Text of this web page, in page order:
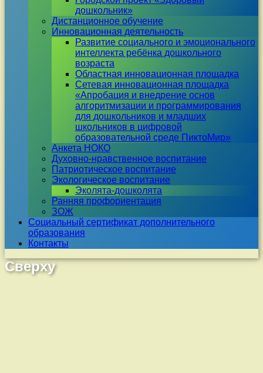
дошкольник»
Дистанционное обучение
Инновационная деятельность
Развитие социального и эмоционального
интеллекта ребёнка дошкольного
возраста
Областная инновационная площадка
Сетевая инновационная площадка
«Апробация и внедрение основ
алгоритмизации и программирования
для дошкольников и младших
школьников в цифровой
образовательной среде ПиктоМир»
Анкета НОКО
Духовно-нравственное воспитание
Патриотическое воспитание
Экологическое воспитание
Эколята-дошколята
Ранняя профориентация
ЗОЖ
Социальный сертификат дополнительного
образования
Контакты
Сверху